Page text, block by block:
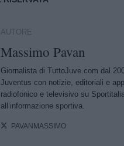
AUTORE
Massimo Pavan
Giornalista di TuttoJuve.com dal
Juventus con notizie, editoriali e
radiofonico e televisivo su
all’informazione sportiva.
PAVANMASSIMO